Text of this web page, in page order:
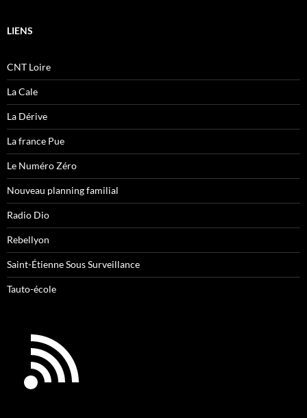
LIENS
CNT Loire
La Cale
La Dérive
La france Pue
Le Numéro Zéro
Nouveau planning familial
Radio Dio
Rebellyon
Saint-Étienne Sous Surveillance
Tauto-école